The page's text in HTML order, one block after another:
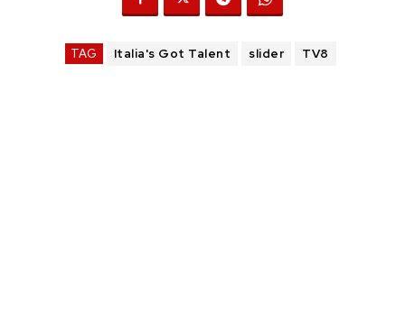
TAG Italia's Got Talent slider TV8